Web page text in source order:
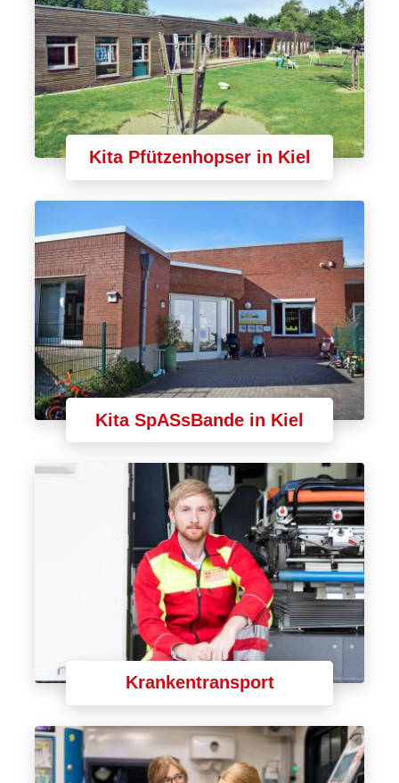
Kita Pfützenhopser in Kiel
Kita SpASsBande in Kiel
Krankentransport